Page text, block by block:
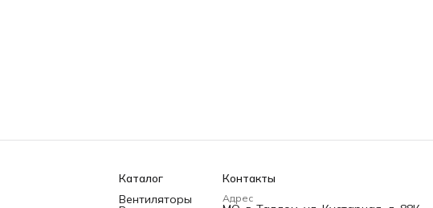
Каталог
Вентиляторы
Контакты
Адрес